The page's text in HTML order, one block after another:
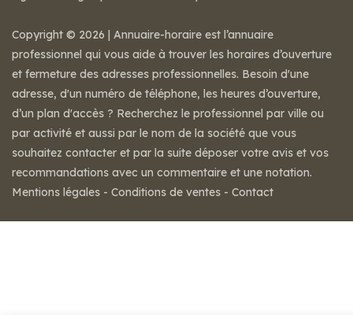
Copyright © 2026 | Annuaire-horaire est l’annuaire
professionnel qui vous aide à trouver les horaires d’ouverture
et fermeture des adresses professionnelles. Besoin d'une
adresse, d'un numéro de téléphone, les heures d’ouverture,
d’un plan d'accès ? Recherchez le professionnel par ville ou
par activité et aussi par le nom de la société que vous
souhaitez contacter et par la suite déposer votre avis et vos
recommandations avec un commentaire et une notation.
Mentions légales - Conditions de ventes - Contact